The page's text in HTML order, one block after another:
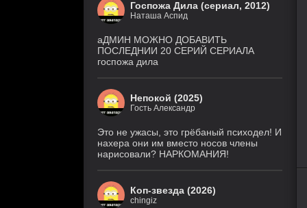
80
1 2
Звёздные войны: Видения.
1 сезон
Ира
Великолепная
8 сезон
Оригинальный)
Игра
История его
Госпожа Дила (сериал, 2012)
Наташа Аспид
аДМИН МОЖНО ДОБАВИТЬ
ПОСЛЕДНИИ 20 СЕРИЙ СЕРИАЛА
госпожа дила
Непокой (2025)
Гость Александр
Это не ужасы, это грёбаный психодел! И
нахера они им вместо носов члены
нарисовали? НАРКОМАНИЯ!
Коп-звезда (2026)
chingiz